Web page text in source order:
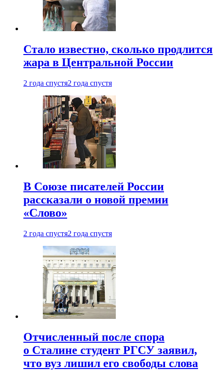
Стало известно, сколько продлится
жара в Центральной России
2 года спустя2 года спустя
В Союзе писателей России
рассказали о новой премии
«Слово»
2 года спустя2 года спустя
Отчисленный после спора
о Сталине студент РГСУ заявил,
что вуз лишил его свободы слова